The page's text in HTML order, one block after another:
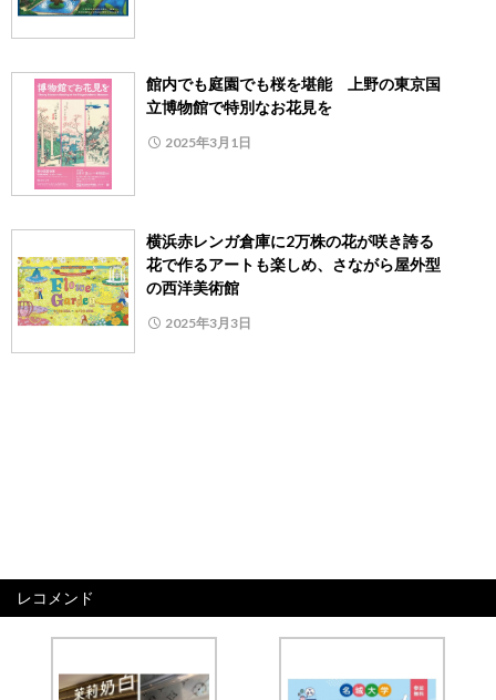
館内でも庭園でも桜を堪能 上野の東京国
立博物館で特別なお花見を
2025年3月1日
横浜赤レンガ倉庫に2万株の花が咲き誇る
花で作るアートも楽しめ、さながら屋外型
の西洋美術館
2025年3月3日
レコメンド